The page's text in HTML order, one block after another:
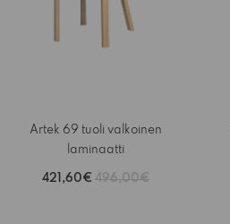
Artek 69 tuoli valkoinen
laminaatti
421,60€ 496,00€